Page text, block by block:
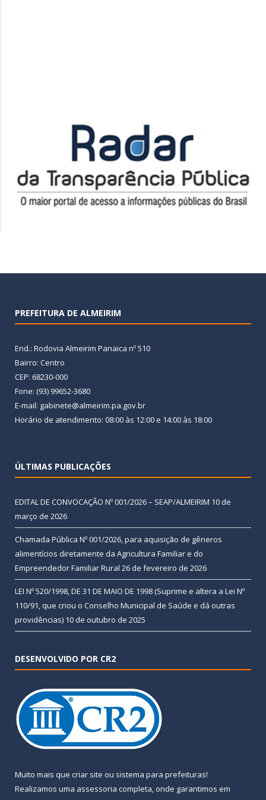
PREFEITURA DE ALMEIRIM
End.: Rodovia Almeirim Panaica nº 510
Bairro: Centro
CEP: 68230-000
Fone: (93) 99652-3680
E-mail: gabinete@almeirim.pa.gov.br
Horário de atendimento: 08:00 às 12:00 e 14:00 às 18:00
ÚLTIMAS PUBLICAÇÕES
EDITAL DE CONVOCAÇÃO Nº 001/2026 – SEAP/ALMEIRIM 10 de
março de 2026
Chamada Pública Nº 001/2026, para aquisição de gêneros
alimentícios diretamente da Agricultura Familiar e do
Empreendedor Familiar Rural 26 de fevereiro de 2026
LEI Nº 520/1998, DE 31 DE MAIO DE 1998 (Suprime e altera a Lei Nº
110/91, que criou o Conselho Municipal de Saúde e dá outras
providências) 10 de outubro de 2025
DESENVOLVIDO POR CR2
Muito mais que criar site ou sistema para prefeituras!
Realizamos uma assessoria completa, onde garantimos em